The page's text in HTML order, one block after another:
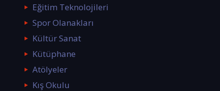
Eğitim Teknolojileri
Spor Olanakları
Kültür Sanat
Kütüphane
Atölyeler
Kış Okulu